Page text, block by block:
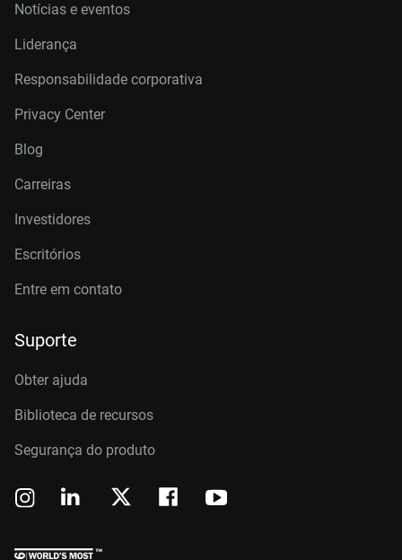
Notícias e eventos
Liderança
Responsabilidade corporativa
Privacy Center
Blog
Carreiras
Investidores
Escritórios
Entre em contato
Suporte
Obter ajuda
Biblioteca de recursos
Segurança do produto